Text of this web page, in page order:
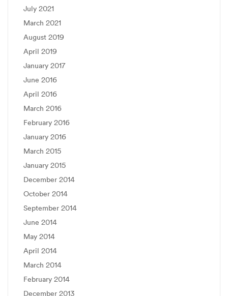
July 2021
March 2021
August 2019
April 2019
January 2017
June 2016
April 2016
March 2016
February 2016
January 2016
March 2015
January 2015
December 2014
October 2014
September 2014
June 2014
May 2014
April 2014
March 2014
February 2014
December 2013